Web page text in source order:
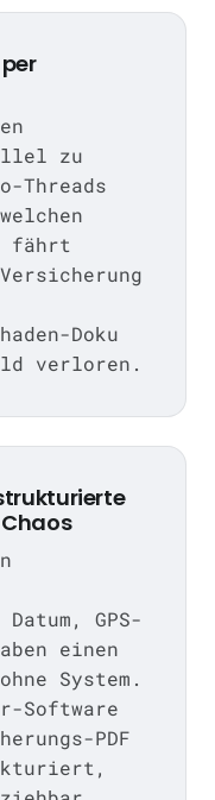
zu
Threads
fährt
Doku
verloren.
GPS-
einen
System.
Software
PDF